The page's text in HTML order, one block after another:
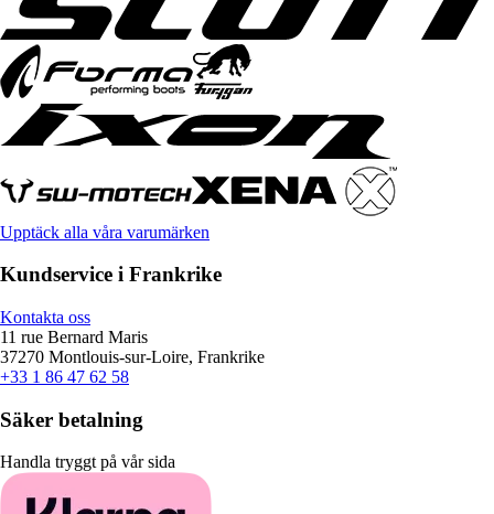
Upptäck alla våra varumärken
Kundservice i Frankrike
Kontakta oss
11 rue Bernard Maris
37270 Montlouis-sur-Loire, Frankrike
+33 1 86 47 62 58
Säker betalning
Handla tryggt på vår sida